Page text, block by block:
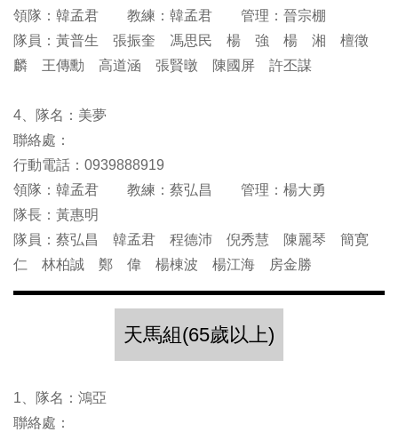
領隊：韓孟君 教練：韓孟君 管理：晉宗棚
隊員：黃普生 張振奎 馮思民 楊 強 楊 湘 檀徵
麟 王傳勳 高道涵 張賢暾 陳國屏 許丕謀
4、隊名：美夢
聯絡處：
行動電話：0939888919
領隊：韓孟君 教練：蔡弘昌 管理：楊大勇
隊長：黃惠明
隊員：蔡弘昌 韓孟君 程德沛 倪秀慧 陳麗琴 簡寛
仁 林柏誠 鄭 偉 楊棟波 楊江海 房金勝
天馬組(65歲以上)
1、隊名：鴻亞
聯絡處：